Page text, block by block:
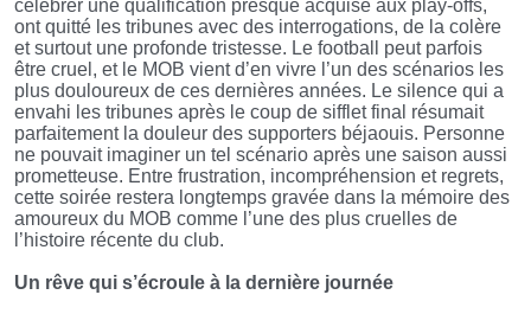
célébrer une qualification presque acquise aux play-offs,
ont quitté les tribunes avec des interrogations, de la colère
et surtout une profonde tristesse. Le football peut parfois
être cruel, et le MOB vient d’en vivre l’un des scénarios les
plus douloureux de ces dernières années. Le silence qui a
envahi les tribunes après le coup de sifflet final résumait
parfaitement la douleur des supporters béjaouis. Personne
ne pouvait imaginer un tel scénario après une saison aussi
prometteuse. Entre frustration, incompréhension et regrets,
cette soirée restera longtemps gravée dans la mémoire des
amoureux du MOB comme l’une des plus cruelles de
l’histoire récente du club.
Un rêve qui s’écroule à la dernière journée